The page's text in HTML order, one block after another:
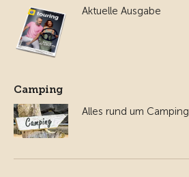
Aktuelle Ausgabe
Camping
Alles rund um Camping